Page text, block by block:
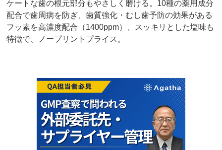
ケートな歯の根元部分もやさしく磨ける。10種の薬用成分
配合で歯周病を防ぎ、歯質強化・むし歯予防の効果がある
フッ素を高濃度配合（1400ppm）、スッキリとした塩味も
特徴で、ノープリントプライス。